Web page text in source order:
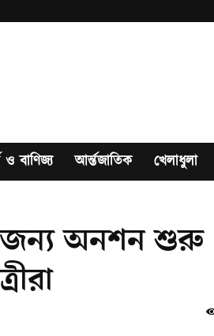
ও বাণিজ্য আর্ন্তজাতিক খেলাধুলা
জন্য অনশন শুরু